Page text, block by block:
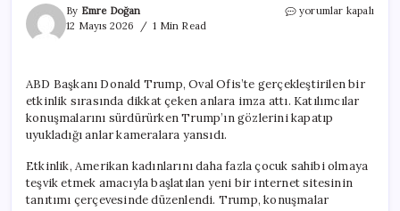
By Emre Doğan
12 Mayıs 2026
1 Min Read
Oval
kameralar
önünde
uyukladı
yorumlar kapalı
ABD Başkanı Donald Trump, Oval Ofis’te gerçekleştirilen bir
etkinlik sırasında dikkat çeken anlara imza attı. Katılımcılar
konuşmalarını sürdürürken Trump’ın gözlerini kapatıp
uyukladığı anlar kameralara yansıdı.
Etkinlik, Amerikan kadınlarını daha fazla çocuk sahibi olmaya
teşvik etmek amacıyla başlatılan yeni bir internet sitesinin
tanıtımı çerçevesinde düzenlendi. Trump, konuşmalar